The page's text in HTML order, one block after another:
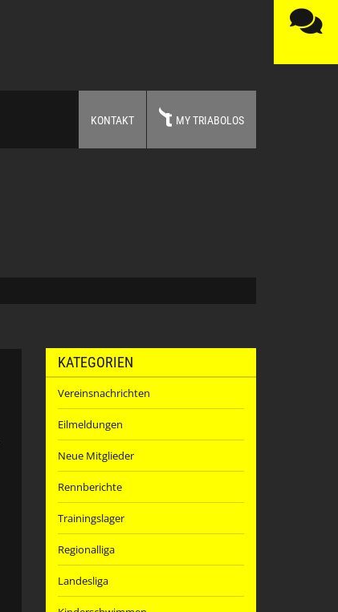
KONTAKT MY TRIABOLOS
KATEGORIEN
Vereinsnachrichten
Eilmeldungen
Neue Mitglieder
Rennberichte
Trainingslager
Regionalliga
Landesliga